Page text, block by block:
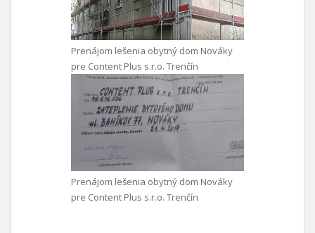
Prenájom lešenia obytný dom Nováky
pre Content Plus s.r.o. Trenčín
Prenájom lešenia obytný dom Nováky
pre Content Plus s.r.o. Trenčín